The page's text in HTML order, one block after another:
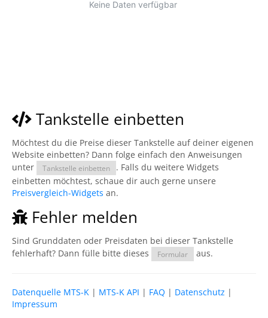
Tankstelle einbetten
Möchtest du die Preise dieser Tankstelle auf deiner eigenen
Website einbetten? Dann folge einfach den Anweisungen
unter
Tankstelle einbetten
. Falls du weitere Widgets
einbetten möchtest, schaue dir auch gerne unsere
Preisvergleich-Widgets an.
Fehler melden
Sind Grunddaten oder Preisdaten bei dieser Tankstelle
fehlerhaft? Dann fülle bitte dieses
Formular aus.
Datenquelle MTS-K | MTS-K API | FAQ | Datenschutz |
Impressum